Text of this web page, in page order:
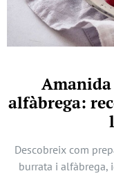
Amanida
alfàbrega:
Descobreix com
burrata i alfàbrega,